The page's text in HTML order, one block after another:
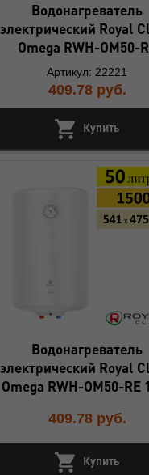
Водонагреватель
электрический Royal
Omega RWH-OM50-
Артикул: 22221
409.78 руб.
Купить
Водонагреватель
электрический Royal
Omega RWH-OM50-RE
409.78 руб.
Купить